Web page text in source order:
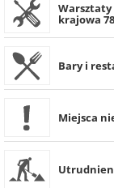
Warsztaty
krajowa
Bary i
Miejsca